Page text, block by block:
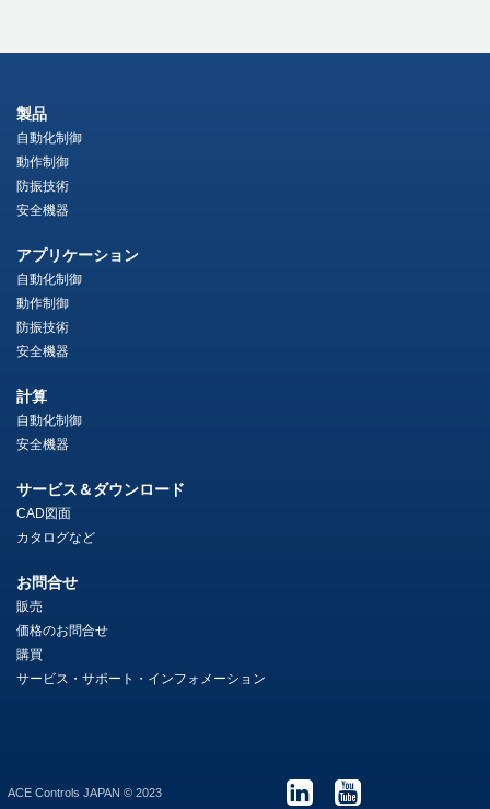
製品
自動化制御
動作制御
防振技術
安全機器
アプリケーション
自動化制御
動作制御
防振技術
安全機器
計算
自動化制御
安全機器
サービス＆ダウンロード
CAD図面
カタログなど
お問合せ
販売
価格のお問合せ
購買
サービス・サポート・インフォメーション
ACE Controls JAPAN © 2023